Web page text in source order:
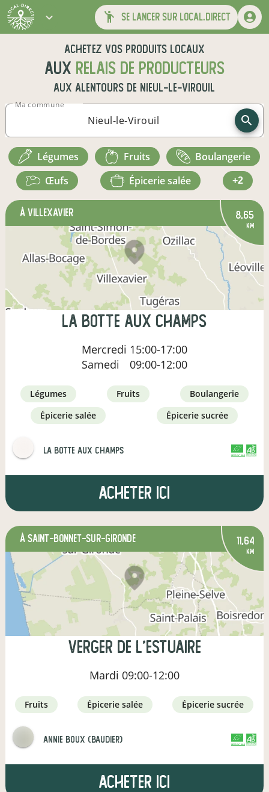
se lancer sur local.direct
Achetez vos produits locaux
aux relais de producteurs
aux alentours de Nieul-le-Virouil
Ma commune
légumes fruits
boulangerie
œufs
épicerie salée +2
à Villexavier 8,65
km
LA BOTTE AUX CHAMPS
Mercredi 15:00-17:00
Samedi
09:00-12:00
légumes fruits
boulangerie
épicerie salée
épicerie sucrée
LA BOTTE AUX CHAMPS CERTIFIÉ PAR FR-BIO-10
AGRICULTURE FRANCE
Acheter ici
à Saint-Bonnet-sur-Gironde 11,64
km
Verger de l'estuaire
Mardi 09:00-12:00
fruits épicerie salée épicerie sucrée
annie boux (baudier) CERTIFIÉ PAR FR-BIO-01
AGRICULTURE FRANCE
Acheter ici